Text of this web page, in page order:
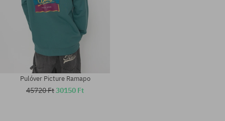
Pulóver Picture Ramapo
45720 Ft30150 Ft